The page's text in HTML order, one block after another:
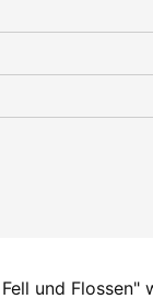
und